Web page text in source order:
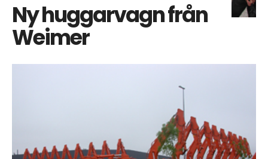
Ny huggarvagn från
Weimer